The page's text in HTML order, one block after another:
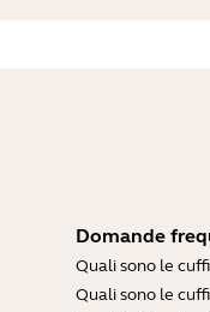
Domande
Quali sono le
Quali sono le